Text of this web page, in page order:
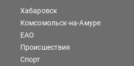
Хабаровск
Комсомольск-на-Амуре
ЕАО
Происшествия
Спорт